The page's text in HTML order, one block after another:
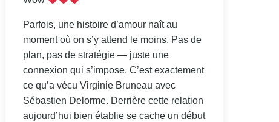
Parfois, une histoire d’amour naît au
moment où on s’y attend le moins. Pas de
plan, pas de stratégie — juste une
connexion qui s’impose. C’est exactement
ce qu’a vécu Virginie Bruneau avec
Sébastien Delorme. Derrière cette relation
aujourd’hui bien établie se cache un début